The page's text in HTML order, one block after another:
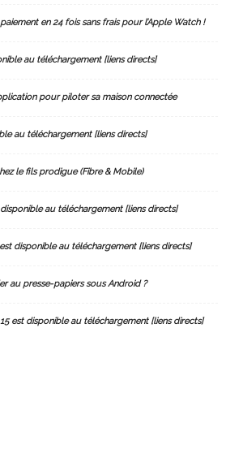
en 24 fois sans frais pour l’Apple Watch !
au téléchargement [liens directs]
pour piloter sa maison connectée
au téléchargement [liens directs]
le fils prodigue (Fibre & Mobile)
disponible au téléchargement [liens directs]
est disponible au téléchargement [liens directs]
au presse-papiers sous Android ?
15 est disponible au téléchargement [liens directs]